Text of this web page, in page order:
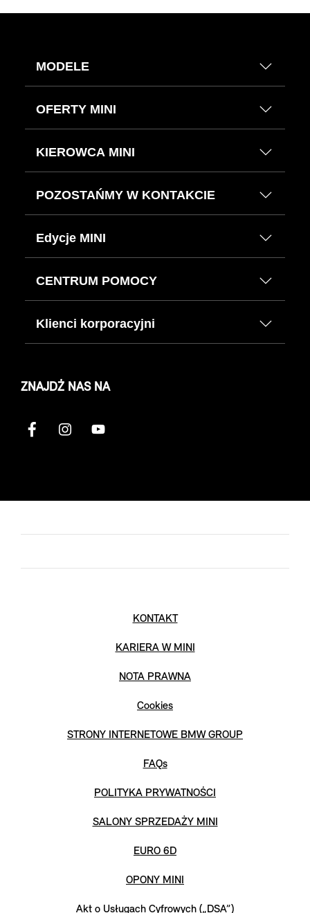
MODELE
OFERTY MINI
KIEROWCA MINI
POZOSTAŃMY W KONTAKCIE
Edycje MINI
CENTRUM POMOCY
Klienci korporacyjni
ZNAJDŹ NAS NA
KONTAKT
KARIERA W MINI
NOTA PRAWNA
Cookies
STRONY INTERNETOWE BMW GROUP
FAQs
POLITYKA PRYWATNOŚCI
SALONY SPRZEDAŻY MINI
EURO 6D
OPONY MINI
Akt o Usługach Cyfrowych („DSA”)